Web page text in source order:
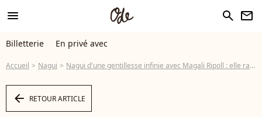
menu search newsletter
Billetterie En privé avec
Accueil Nagui Nagui d'une gentillesse infinie avec Magali Ripoll : elle raconte ce qu'il a mis en place pour qu'elle puisse continuer de travailler pour N'oubliez pas les paroles
arrow_left RETOUR ARTICLE